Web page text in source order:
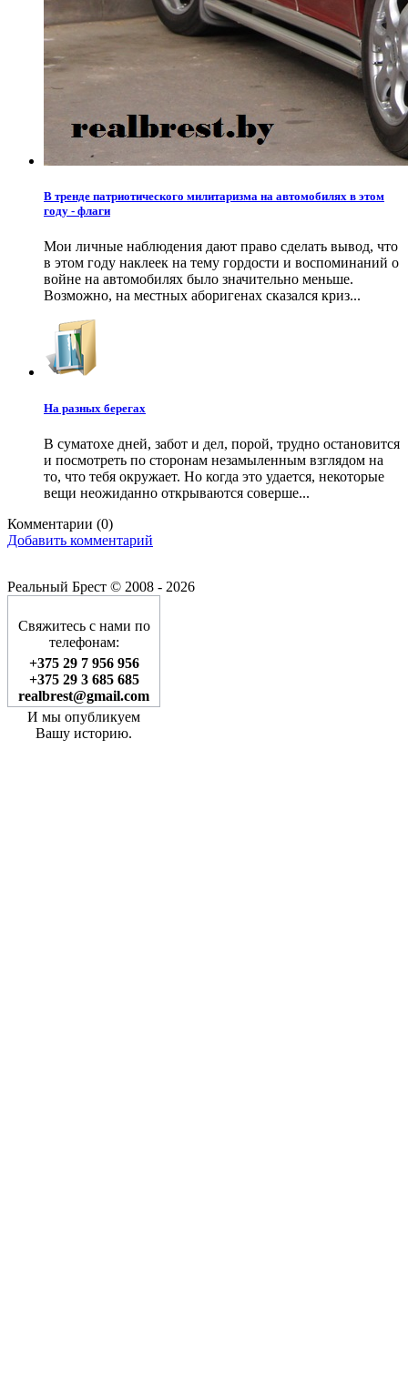
В тренде патриотического милитаризма на автомобилях в этом
году - флаги
Мои личные наблюдения дают право сделать вывод, что
в этом году наклеек на тему гордости и воспоминаний о
войне на автомобилях было значительно меньше.
Возможно, на местных аборигенах сказался криз...
На разных берегах
В суматохе дней, забот и дел, порой, трудно остановится
и посмотреть по сторонам незамыленным взглядом на
то, что тебя окружает. Но когда это удается, некоторые
вещи неожиданно открываются соверше...
Комментарии (0)
Добавить комментарий
Реальный Брест © 2008 - 2026
Свяжитесь с нами по
телефонам:
+375 29 7 956 956
+375 29 3 685 685
realbrest@gmail.com
И мы опубликуем
Вашу историю.